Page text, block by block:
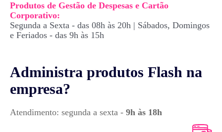
Produtos de Gestão de Despesas e Cartão
Corporativo:
Segunda a Sexta - das 08h às 20h | Sábados, Domingos
e Feriados - das 9h às 15h
Administra produtos Flash na
empresa?
Atendimento: segunda a sexta - 9h às 18h